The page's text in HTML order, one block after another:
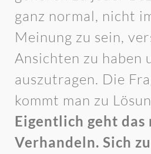
ganz normal, nicht
Meinung zu sein,
Ansichten zu haben
auszutragen. Die
kommt man zu
Eigentlich geht das
Verhandeln. Sich